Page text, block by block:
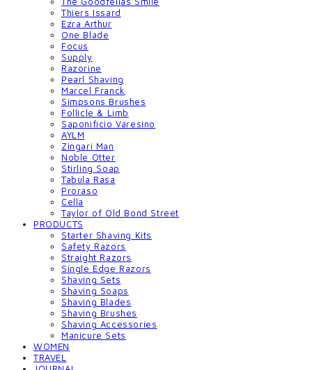
Thiers Issard
Ezra Arthur
One Blade
Focus
Supply
Razorine
Pearl Shaving
Marcel Franck
Simpsons Brushes
Follicle & Limb
Saponificio Varesino
AYLM
Zingari Man
Noble Otter
Stirling Soap
Tabula Rasa
Proraso
Cella
Taylor of Old Bond Street
PRODUCTS
Starter Shaving Kits
Safety Razors
Straight Razors
Single Edge Razors
Shaving Sets
Shaving Soaps
Shaving Blades
Shaving Brushes
Shaving Accessories
Manicure Sets
WOMEN
TRAVEL